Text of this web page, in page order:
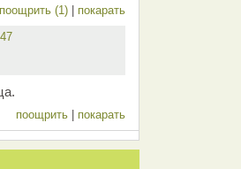
поощрить (1) | покарать
поощрить | покарать